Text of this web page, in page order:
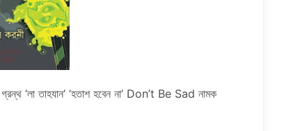
‘লা তাহযান’ ‘হতাশ হবেন না’ Don’t Be Sad নামক